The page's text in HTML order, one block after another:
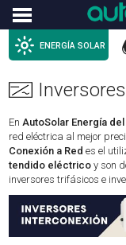
Menu
ENERGÍA SOLAR
EnAutoSolar Energía
red eléctrica al mejor
Conexión a Red es el
tendido eléctrico y son
inversores trifásicos e